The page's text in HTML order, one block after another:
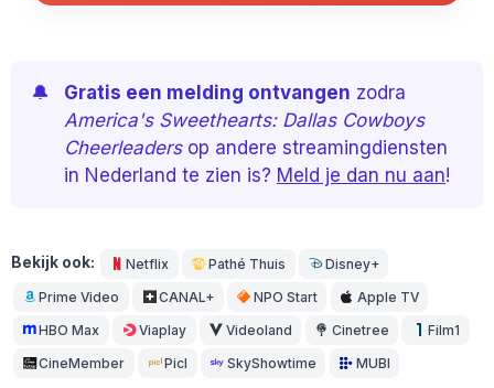
🔔 Gratis een melding ontvangen zodra
America's Sweethearts: Dallas Cowboys
Cheerleadersop andere streamingdiensten
in Nederland te zien is? Meld je dan nu aan!
Bekijk ook: Netflix Pathé Thuis Disney+
Prime Video CANAL+ NPO Start Apple TV
HBO Max Viaplay Videoland Cinetree Film1
CineMember Picl SkyShowtime MUBI